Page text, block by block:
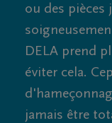
ou des pièces
DELA prend
éviter cela.
jamais être